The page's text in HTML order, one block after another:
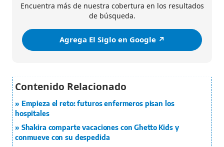
Encuentra más de nuestra cobertura en los resultados
de búsqueda.
Agrega El Siglo en Google ↗️
Empieza el reto: futuros enfermeros pisan los
hospitales
Shakira comparte vacaciones con Ghetto Kids y
conmueve con su despedida